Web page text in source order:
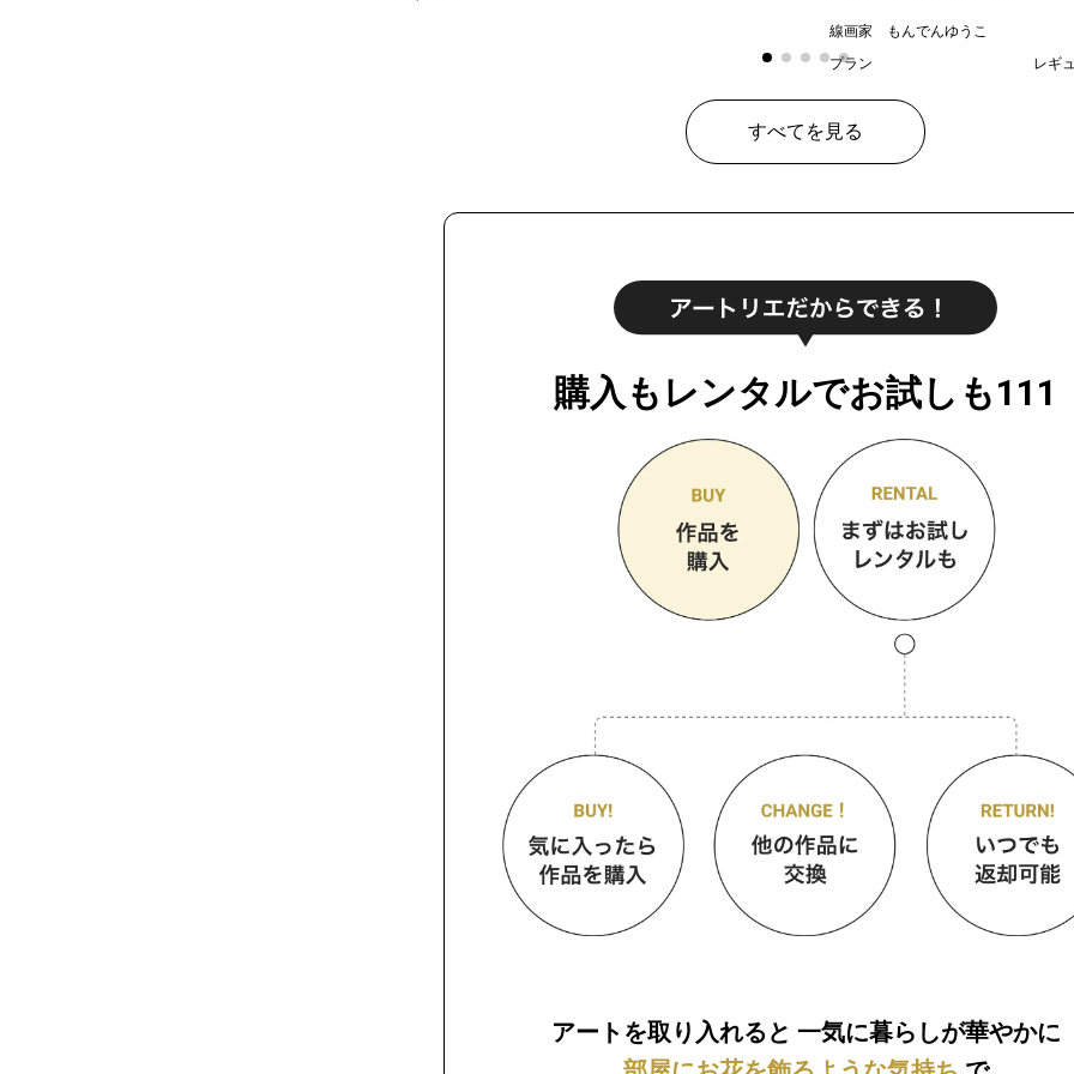
線画家 もんでんゆうこ
プラン
レギ
すべてを見る
購入もレンタルでお試しも111
アートを取り入れると 一気に暮らしが華やかに